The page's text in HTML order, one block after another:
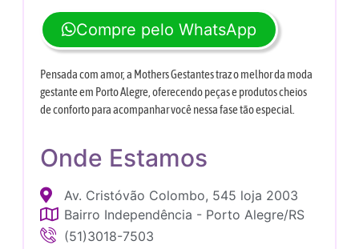
Compre pelo WhatsApp
Pensada com amor, a Mothers Gestantes traz o melhor da moda
gestante em Porto Alegre, oferecendo peças e produtos cheios
de conforto para acompanhar você nessa fase tão especial.
Onde Estamos
Av. Cristóvão Colombo, 545 loja 2003
Bairro Independência - Porto Alegre/RS
(51)3018-7503